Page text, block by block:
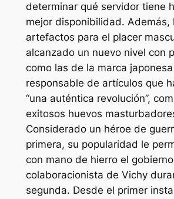
determinar qué servidor tiene
mejor disponibilidad. Además,
artefactos para el placer
alcanzado un nuevo nivel con
como las de la marca
responsable de artículos que
“una auténtica revolución”,
exitosos huevos
Considerado un héroe de
primera, su popularidad le
con mano de hierro el gobierno
colaboracionista de Vichy
segunda. Desde el primer